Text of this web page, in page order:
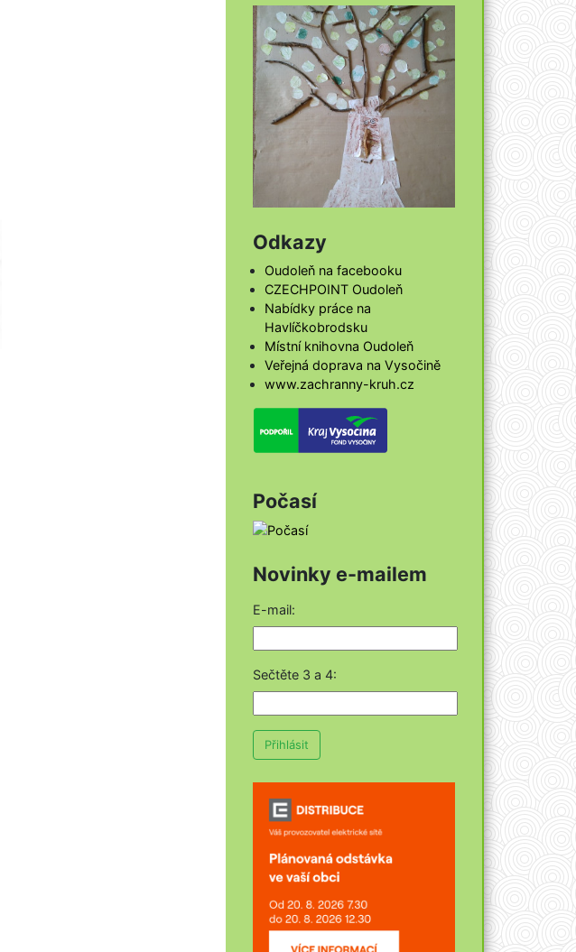
Odkazy
Oudoleň na facebooku
CZECHPOINT Oudoleň
Nabídky práce na
Havlíčkobrodsku
Místní knihovna Oudoleň
Veřejná doprava na Vysočině
www.zachranny-kruh.cz
Počasí
Novinky e-mailem
E-mail:
Sečtěte 3 a 4:
Přihlásit